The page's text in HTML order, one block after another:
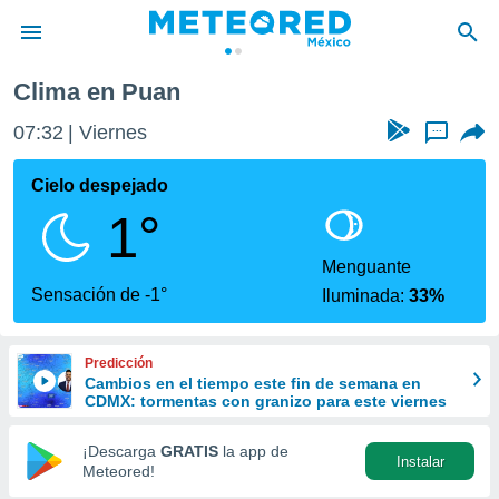
de
ha sido
calidad.
a este
las
y
forma
digital
basada
Clima en Puan
07:32 Viernes ...
Cielo despejado
1°
Sensación de -1°
Menguante
Iluminada:33%
Predicción
Cambios en el tiempo este fin de semana en
CDMX: tormentas con granizo para este viernes
¡Descarga GRATIS la app de
Meteored!
Instalar